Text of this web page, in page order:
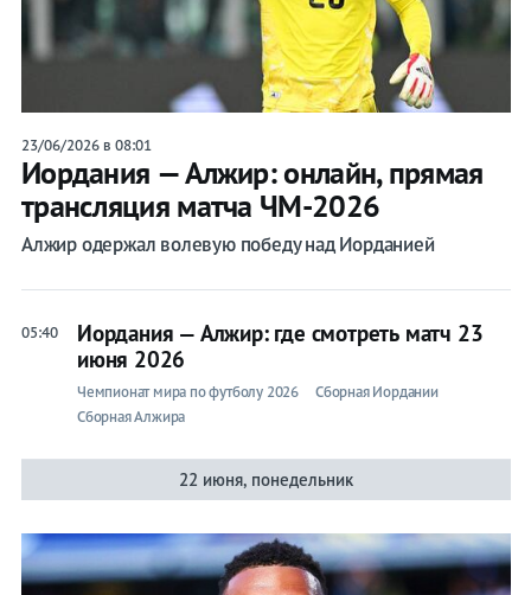
23/06/2026 в 08:01
Иордания — Алжир: онлайн, прямая
трансляция матча ЧМ-2026
Алжир одержал волевую победу над Иорданией
05:40
Иордания — Алжир: где смотреть матч 23
июня 2026
Чемпионат мира по футболу 2026
Сборная Иордании
Сборная Алжира
22 июня, понедельник
на спорт
Букмекеры
Хоккей
Теннис
Бои
Прочие
Игры